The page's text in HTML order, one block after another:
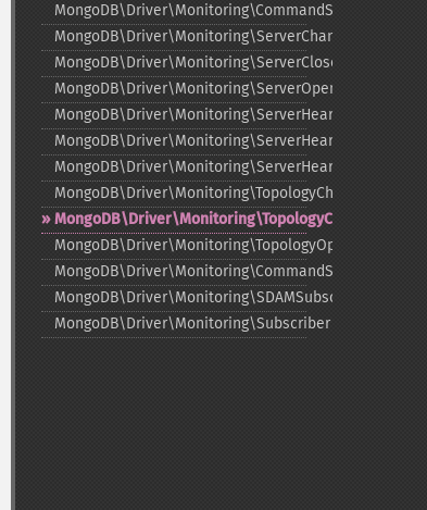
MongoDB\Driver\Monitoring\ServerChangedEvent
MongoDB\Driver\Monitoring\ServerClosedEvent
MongoDB\Driver\Monitoring\ServerOpeningEvent
MongoDB\Driver\Monitoring\TopologyChangedEvent
MongoDB\Driver\Monitoring\TopologyClosedEvent
MongoDB\Driver\Monitoring\TopologyOpeningEvent
MongoDB\Driver\Monitoring\CommandSubscriber
MongoDB\Driver\Monitoring\SDAMSubscriber
MongoDB\Driver\Monitoring\Subscriber